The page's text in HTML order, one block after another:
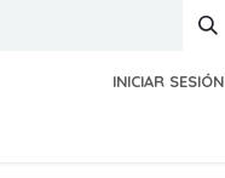
INICIAR SESIÓN